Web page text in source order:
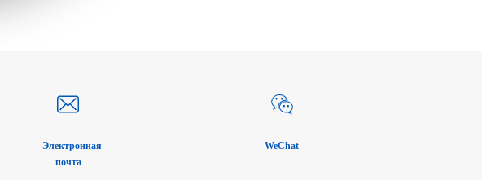
Электронная
почта
WeChat